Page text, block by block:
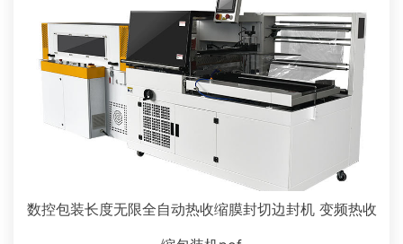
数控包装长度无限全自动热收缩膜封切边封机 变频热收